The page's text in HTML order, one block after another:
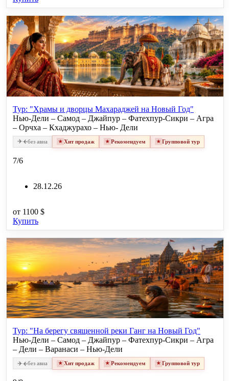
Тур: "Храмы и дворцы Махараджей на Новый Год"
Нью-Дели – Самод – Джайпур – Фатехпур-Сикри – Агра
– Орчха – Кхаджурахо – Нью- Дели
✈✈без авиа Хит продаж Рекомендуем Групповой тур
7/6
28.12.26
от 1100 $
Купить
Тур: "На берегу священной реки Ганг на Новый Год"
Нью-Дели – Самод – Джайпур – Фатехпур-Сикри – Агра
– Дели – Варанаси – Нью-Дели
✈✈без авиа Хит продаж Рекомендуем Групповой тур